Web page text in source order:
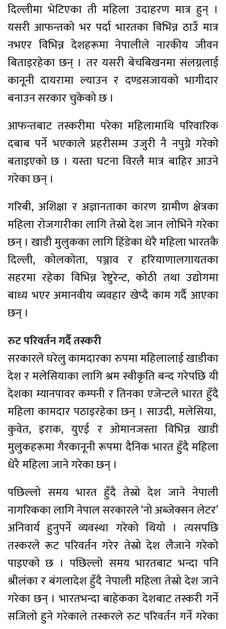
दिल्लीमा भेटिएका ती महिला उदाहरण मात्र हुन् ।
यसरी आफन्तको भर पर्दा भारतका विभिन्न ठाउँ मात्र
नभएर विभिन्न देशहरूमा नेपालीले नारकीय जीवन
बिताइरहेका छन् । तर यसरी बेचबिखनमा संलग्नलाई
कानूनी दायरामा ल्याउन र दण्डसजायको भागीदार
बनाउन सरकार चुकेको छ ।
आफन्तबाट तस्करीमा परेका महिलामाथि परिवारिक
दबाब पर्ने भएकाले प्रहरीसम्म उजुरी नै नपुग्ने गरेको
बताइएको छ । यस्ता घटना विरलै मात्र बाहिर आउने
गरेका छन् ।
गरिबी, अशिक्षा र अज्ञानताका कारण ग्रामीण क्षेत्रका
महिला रोजगारीका लागि तेस्रो देश जान लोभिने गरेका
छन् । खाडी मुलुकका लागि हिँडेका धेरै महिला भारतकै
दिल्ली, कोलकोता, पञ्जाव र हरियाणालगायतका
सहरमा रहेका विभिन्न रेष्टुरेन्ट, कोठी तथा उद्योगमा
बाध्य भएर अमानवीय व्यवहार खेप्दै काम गर्दै आएका
छन् ।
रुट परिवर्तन गर्दै तस्करी
सरकारले घरेलु कामदारका रुपमा महिलालाई खाडीका
देश र मलेसियाका लागि श्रम स्वीकृति बन्द गरेपछि यी
देशका म्यानपावर कम्पनी र तिनका एजेन्टले भारत हुँदै
महिला कामदार पठाइरहेका छन् । साउदी, मलेसिया,
कुवेत, इराक, युएई र ओमानजस्ता विभिन्न खाडी
मुलुकहरूमा गैरकानूनी रूपमा दैनिक भारत हुँदै महिला
धेरै महिला जाने गरेका छन् ।
पछिल्लो समय भारत हुँदै तेस्रो देश जाने नेपाली
नागरिकका लागि नेपाल सरकारले ‘नो अब्जेक्सन लेटर’
अनिवार्य हुनुपर्ने व्यवस्था गरेको थियो । त्यसपछि
तस्करले रूट परिवर्तन गरेर तेस्रो देश लैजाने गरेको
पाइएको छ । पछिल्लो समय भारतबाट भन्दा पनि
श्रीलंका र बंगलादेश हुँदै नेपाली महिला तेस्रो देश जाने
गरेका छन् । भारतभन्दा बाहेकका देशबाट तस्करी गर्ने
सजिलो हुने गरेकाले तस्करले रुट परिवर्तन गर्ने गरेका